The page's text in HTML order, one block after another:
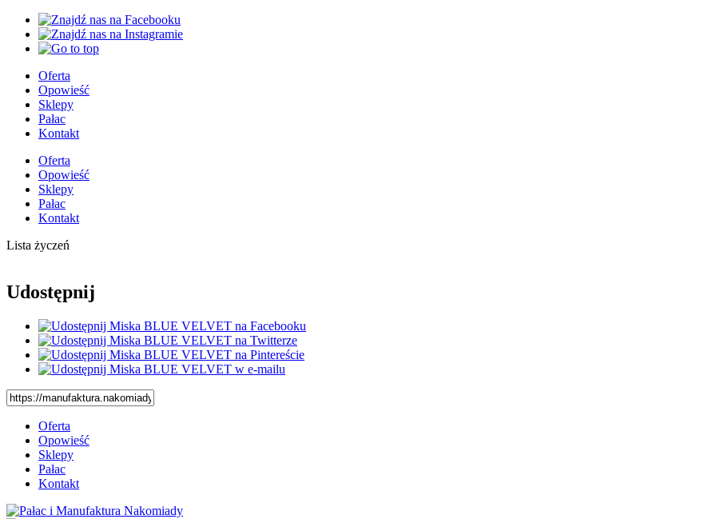
Oferta
Opowieść
Sklepy
Pałac
Kontakt
Oferta
Opowieść
Sklepy
Pałac
Kontakt
Lista życzeń
Udostępnij
Oferta
Opowieść
Sklepy
Pałac
Kontakt